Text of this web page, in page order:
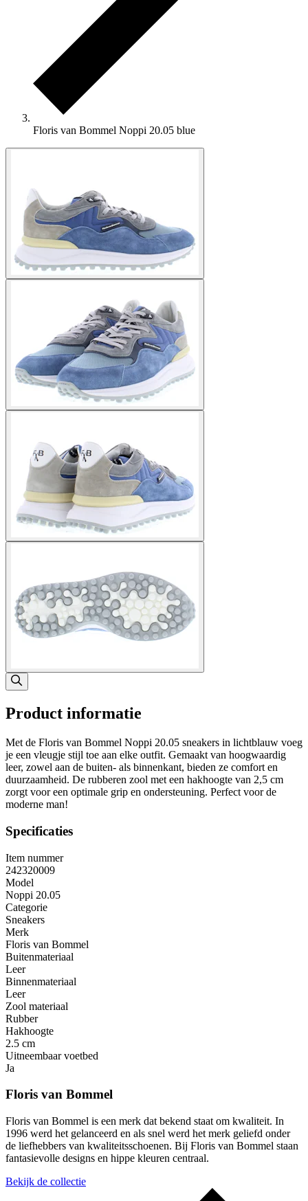
Floris van Bommel Noppi 20.05 blue
Product informatie
Met de Floris van Bommel Noppi 20.05 sneakers in lichtblauw voeg
je een vleugje stijl toe aan elke outfit. Gemaakt van hoogwaardig
leer, zowel aan de buiten- als binnenkant, bieden ze comfort en
duurzaamheid. De rubberen zool met een hakhoogte van 2,5 cm
zorgt voor een optimale grip en ondersteuning. Perfect voor de
moderne man!
Specificaties
Item nummer
242320009
Model
Noppi 20.05
Categorie
Sneakers
Merk
Floris van Bommel
Buitenmateriaal
Leer
Binnenmateriaal
Leer
Zool materiaal
Rubber
Hakhoogte
2.5 cm
Uitneembaar voetbed
Ja
Floris van Bommel
Floris van Bommel is een merk dat bekend staat om kwaliteit. In
1996 werd het gelanceerd en als snel werd het merk geliefd onder
de liefhebbers van kwaliteitsschoenen. Bij Floris van Bommel staan
fantasievolle designs en hippe kleuren centraal.
Bekijk de collectie